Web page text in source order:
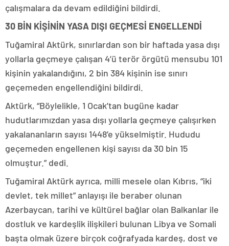
çalışmalara da devam edildiğini bildirdi.
30 BİN KİŞİNİN YASA DIŞI GEÇMESİ ENGELLENDİ
Tuğamiral Aktürk, sınırlardan son bir haftada yasa dışı
yollarla geçmeye çalışan 4’ü terör örgütü mensubu 101
kişinin yakalandığını, 2 bin 384 kişinin ise sınırı
geçemeden engellendiğini bildirdi.
Aktürk, “Böylelikle, 1 Ocak’tan bugüne kadar
hudutlarımızdan yasa dışı yollarla geçmeye çalışırken
yakalananların sayısı 1448’e yükselmiştir. Hududu
geçemeden engellenen kişi sayısı da 30 bin 15
olmuştur.” dedi.
Tuğamiral Aktürk ayrıca, milli mesele olan Kıbrıs, “iki
devlet, tek millet” anlayışı ile beraber olunan
Azerbaycan, tarihi ve kültürel bağlar olan Balkanlar ile
dostluk ve kardeşlik ilişkileri bulunan Libya ve Somali
başta olmak üzere birçok coğrafyada kardeş, dost ve